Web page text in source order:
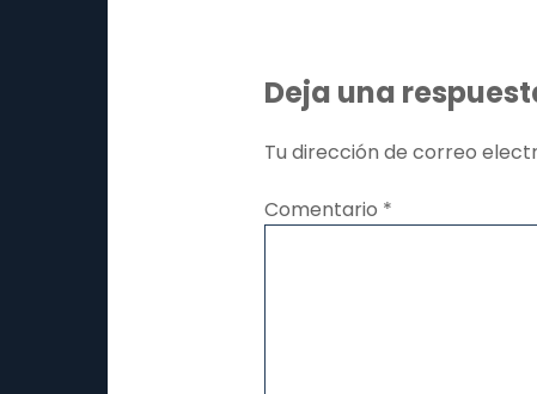
Deja una
Tu dirección de correo
Comentario *